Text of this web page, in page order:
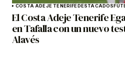
COSTA ADEJE TENERIFEDESTACADOS
El Costa Adeje Tenerife
en Tafalla con un nuevo
Alavés